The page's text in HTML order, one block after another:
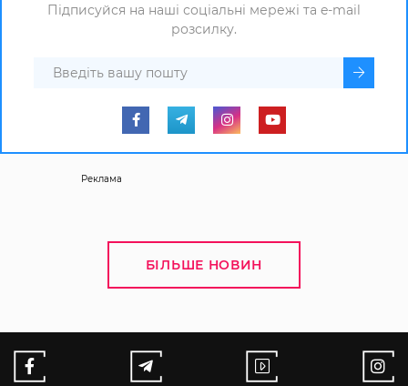
Підписуйся на наші соціальні мережі та e-mail
розсилку.
Реклама
БІЛЬШЕ НОВИН